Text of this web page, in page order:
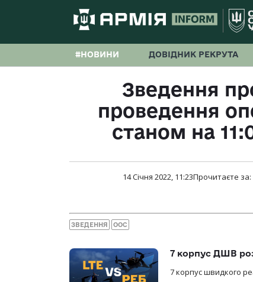
#НОВИНИ ДОВІДНИК РЕКРУТА
Зведення
проведення
станом на
14 Січня 2022, 11:23Прочитаєте за:
ЗВЕДЕННЯ ООС
7 корпус ДШВ
7 корпус швидкого